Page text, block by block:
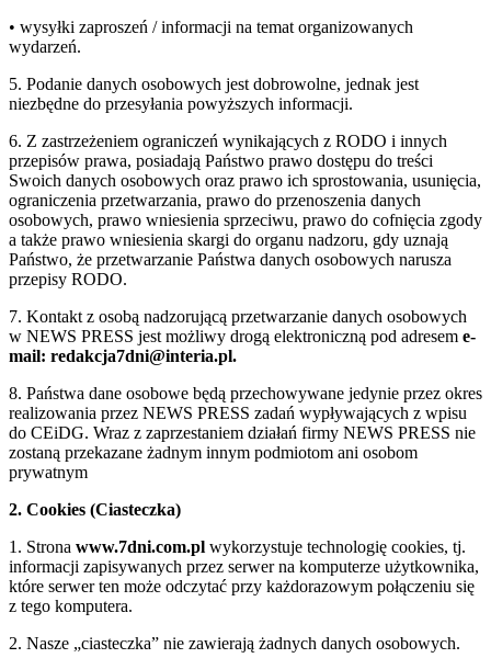
• wysyłki zaproszeń / informacji na temat organizowanych
wydarzeń.
5. Podanie danych osobowych jest dobrowolne, jednak jest
niezbędne do przesyłania powyższych informacji.
6. Z zastrzeżeniem ograniczeń wynikających z RODO i innych
przepisów prawa, posiadają Państwo prawo dostępu do treści
Swoich danych osobowych oraz prawo ich sprostowania, usunięcia,
ograniczenia przetwarzania, prawo do przenoszenia danych
osobowych, prawo wniesienia sprzeciwu, prawo do cofnięcia zgody
a także prawo wniesienia skargi do organu nadzoru, gdy uznają
Państwo, że przetwarzanie Państwa danych osobowych narusza
przepisy RODO.
7. Kontakt z osobą nadzorującą przetwarzanie danych osobowych
w NEWS PRESS jest możliwy drogą elektroniczną pod adresem e-
mail: redakcja7dni@interia.pl.
8. Państwa dane osobowe będą przechowywane jedynie przez okres
realizowania przez NEWS PRESS zadań wypływających z wpisu
do CEiDG. Wraz z zaprzestaniem działań firmy NEWS PRESS nie
zostaną przekazane żadnym innym podmiotom ani osobom
prywatnym
2. Cookies (Ciasteczka)
1. Strona www.7dni.com.pl wykorzystuje technologię cookies, tj.
informacji zapisywanych przez serwer na komputerze użytkownika,
które serwer ten może odczytać przy każdorazowym połączeniu się
z tego komputera.
2. Nasze „ciasteczka” nie zawierają żadnych danych osobowych.